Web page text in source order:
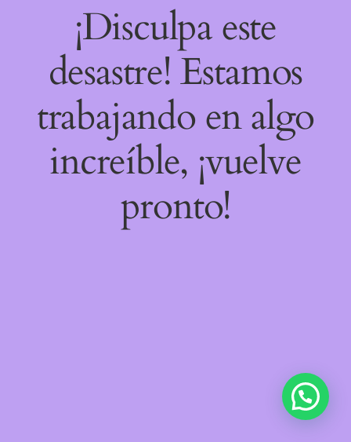
¡Disculpa este
desastre! Estamos
trabajando en algo
increíble, ¡vuelve
pronto!